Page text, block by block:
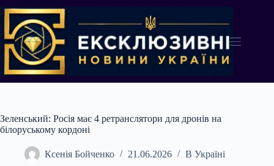
до
вмісту
Зеленський: Росія має 4 ретранслятори для дронів на
білоруському кордоні
Ксенія Бойченко 21.06.2026 В Україні